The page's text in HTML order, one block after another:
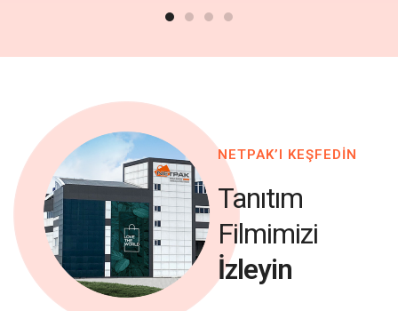
NETPAK’I KEŞFEDİN
Tanıtım
Filmimizi
İzleyin